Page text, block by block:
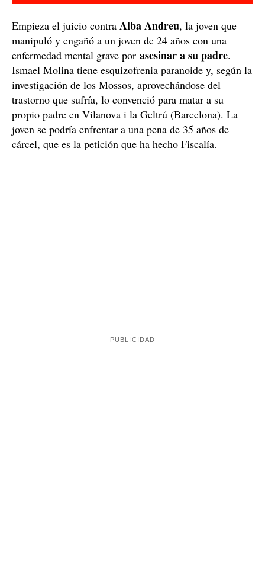
Empieza el juicio contra Alba Andreu, la joven que
manipuló y engañó a un joven de 24 años con una
enfermedad mental grave por asesinar a su padre.
Ismael Molina tiene esquizofrenia paranoide y, según la
investigación de los Mossos, aprovechándose del
trastorno que sufría, lo convenció para matar a su
propio padre en Vilanova i la Geltrú (Barcelona). La
joven se podría enfrentar a una pena de 35 años de
cárcel, que es la petición que ha hecho Fiscalía.